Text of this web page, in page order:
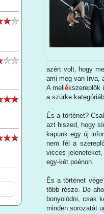
azért volt, hogy
ami meg van írva,
A mellékszereplők
a szürke
És a történet?
azt hiszed, hogy
kapunk egy új
nem fél a
vicces
egy-két poénon.
És a történet
több része. De
bonyolódni, csak
minden sorozatát